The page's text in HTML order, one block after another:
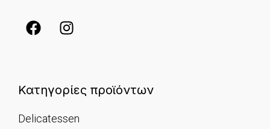
Κατηγορίες προϊόντων
Delicatessen